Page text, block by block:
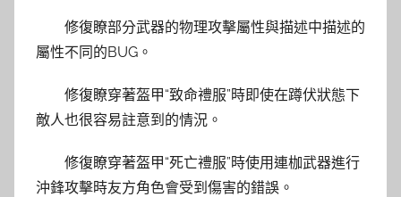
修復瞭部分武器的物理攻擊屬性與描述中描述的
屬性不同的BUG。
修復瞭穿著盔甲“致命禮服”時即使在蹲伏狀態下
敵人也很容易註意到的情況。
修復瞭穿著盔甲“死亡禮服”時使用連枷武器進行
沖鋒攻擊時友方角色會受到傷害的錯誤。